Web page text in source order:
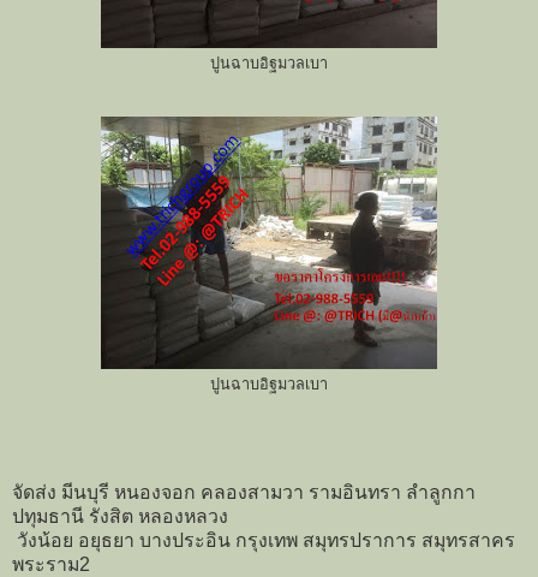
ปูนฉาบอิฐมวลเบา
ปูนฉาบอิฐมวลเบา
จัดส่ง มีนบุรี หนองจอก คลองสามวา รามอินทรา ลำลูกกา
ปทุมธานี รังสิต หลองหลวง
วังน้อย อยุธยา บางประอิน กรุงเทพ สมุทรปราการ สมุทรสาคร
พระราม2